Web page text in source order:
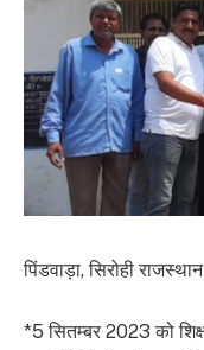
पिंडवाड़ा, सिरोही
*5 सितम्बर 2023 को